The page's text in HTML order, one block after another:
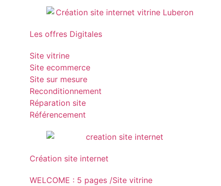
Les offres Digitales
Site vitrine
Site ecommerce
Site sur mesure
Reconditionnement
Réparation site
Référencement
Création site internet
WELCOME : 5 pages /Site vitrine